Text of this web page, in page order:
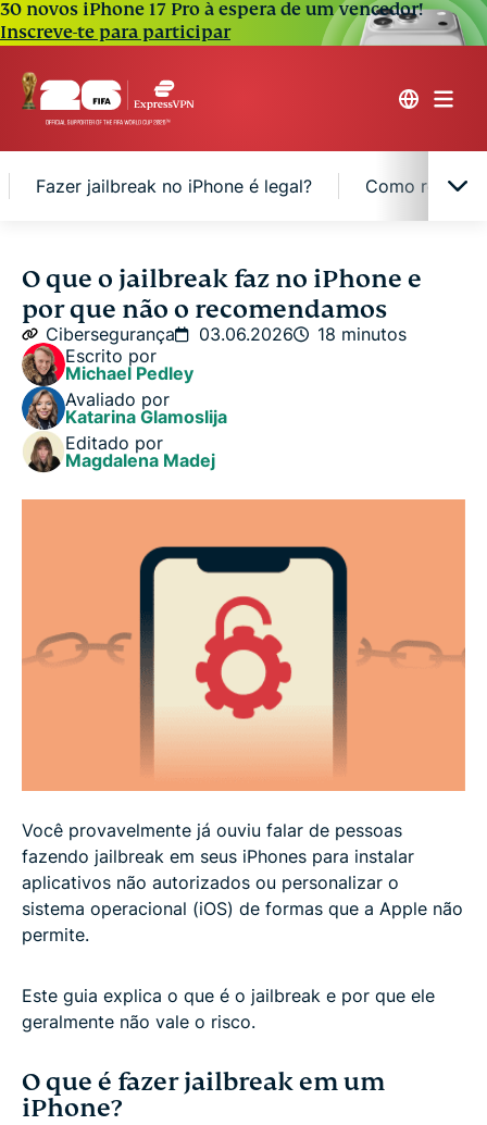
30 novos iPhone 17 Pro à espera de um vencedor!
Inscreve-te para participar
Fazer jailbreak no iPhone é legal? Como
O que é fazer jailbreak em um iPhone?
Ainda é possível fazer jailbreak hoje em dia?
Tipos de jailbreak
Como saber se um iPhone passou por um jailbreak
Fazer jailbreak no iPhone é legal?
Como remover o jailbreak ou restaurar um iPhone
com jailbreak
Alternativas mais seguras ao jailbreak
Se o seu iPhone já estiver com jailbreak
Perguntas Frequentes (FAQ) sobre jailbreak no
iPhone
O que o jailbreak faz no iPhone e
por que não o recomendamos
Cibersegurança 03.06.2026
18 minutos
Escrito por
Michael Pedley
Avaliado por
Katarina Glamoslija
Editado por
Magdalena Madej
Você provavelmente já ouviu falar de pessoas
fazendo jailbreak em seus iPhones para instalar
aplicativos não autorizados ou personalizar o
sistema operacional (iOS) de formas que a Apple não
permite.
Este guia explica o que é o jailbreak e por que ele
geralmente não vale o risco.
O que é fazer jailbreak em um
iPhone?